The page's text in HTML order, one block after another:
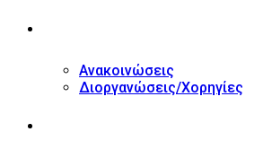
Ανακοινώσεις
Διοργανώσεις/Χορηγίες